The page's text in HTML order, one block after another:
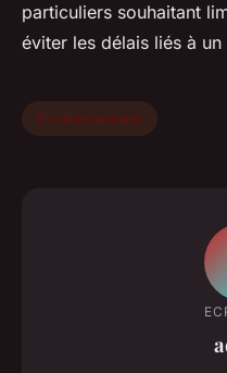
particuliers souhaitant
éviter les délais liés à
Environnement